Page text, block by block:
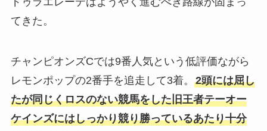
てきた。
チャンピオンズCでは9番人気という低評価ながら
レモンポップの2番手を追走して3着。 2頭には屈し
たが同じくロスのない競馬をした旧王者テーオー
ケインズにはしっかり競り勝っているあたり十分